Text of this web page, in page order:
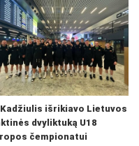
Kadžiulis išrikiavo Lietuvos
dvyliktuką U18
čempionatui